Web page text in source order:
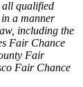
all qualified
a manner
including the
Fair Chance
Fair
Fair Chance